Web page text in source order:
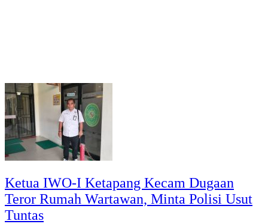
Ketua IWO-I Ketapang Kecam Dugaan
Teror Rumah Wartawan, Minta Polisi Usut
Tuntas